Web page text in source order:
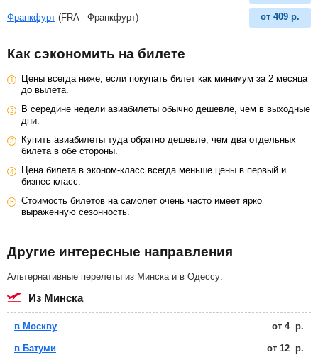
Франкфурт (FRA - Франкфурт) от 409 р.
Как сэкономить на билете
Цены всегда ниже, если покупать билет как минимум за 2 месяца
до вылета.
В середине недели авиабилеты обычно дешевле, чем в выходные
дни.
Купить авиабилеты туда обратно дешевле, чем два отдельных
билета в обе стороны.
Цена билета в эконом-класс всегда меньше цены в первый и
бизнес-класс.
Стоимость билетов на самолет очень часто имеет ярко
выраженную сезонность.
Другие интересные направления
Альтернативные перелеты из Минска и в Одессу:
из Минска
в Москву от 4 р.
в Батуми от 12 р.